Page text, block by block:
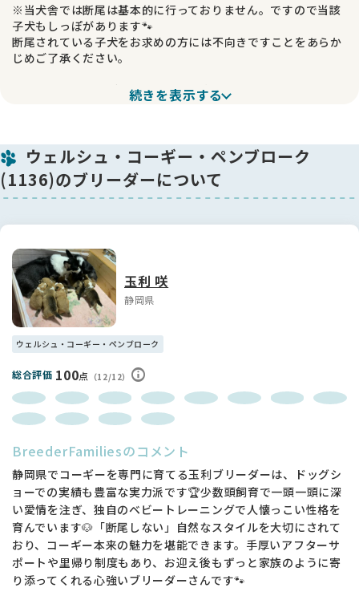
※当犬舎では断尾は基本的に行っておりません。ですので当該
子犬もしっぽがあります🐾
断尾されている子犬をお求めの方には不向きですことをあらか
じめご了承ください。
国内では輸入元のブリーダー様と当犬舎だけが繁殖をしてい
る、希少で素晴らしい血統のトライカラーレディーです✨
他犬舎様では同じタイプの子犬は生まれません。
上記理由から、ブリーダー様や繁殖をお考えの方にはお譲り出
来ません。
一般家庭への譲渡かつ、避妊手術実施が必須の契約となりま
父はJKCチャンピオン🏆、父方祖父はアメリカングランドチャ
ンピオン・FCIインターチャンピオンの2冠を持つ外産犬です✨
母と母方祖父母はノンタイトルですが、母方の高祖父はアメリ
カンチャンピオンで、血統上すべての犬がショータイプです。
※お問い合わせの際にお伝えいただければ、上記祖先犬や親犬
のお写真もお送りいたします📩
ショーで通用するためには、見た目・骨格ともにコーギーらし
さ（スタンダード）が必須です。
また、高いテーブルの上でじっとできること、指示に的確に従
えること、他人に触られても動じないことも求められます。
つまり、性格も賢さも備え、丈夫な体と美しい外見を兼ね備え
ていることが重要です✨
「血統はわからないからこだわらない」とおっしゃる方もいら
っしゃいますが、血統が良いということは、そのまま飼いやす
さやお手入れのしやすさにも直結いたします。
性格・外見・賢さすべてが最高レベルのコーギーと暮らしたい
方からのお問い合わせを心よりお待ちしております🐾✨
お問い合わせの際は、必ずお名前・お住まいの都道府県・お電
続きを表示する
ウェルシュ・コーギー・ペンブローク
(1136)のブリーダーについて
玉利 咲
静岡県
ウェルシュ・コーギー・ペンブローク
総合評価 100点 （12/12）
BreederFamiliesのコメント
静岡県でコーギーを専門に育てる玉利ブリーダーは、ドッグシ
ョーでの実績も豊富な実力派です🏆少数頭飼育で一頭一頭に深
い愛情を注ぎ、独自のベビートレーニングで人懐っこい性格を
育んでいます🐶「断尾しない」自然なスタイルを大切にされて
おり、コーギー本来の魅力を堪能できます。手厚いアフターサ
ポートや里帰り制度もあり、お迎え後もずっと家族のように寄
り添ってくれる心強いブリーダーさんです🐾